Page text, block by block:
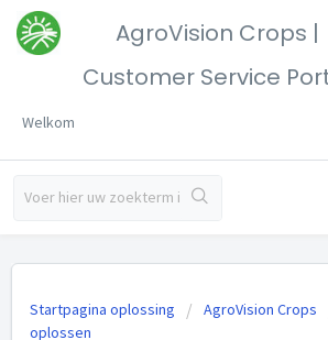
AgroVision Crops |
Customer Service
Welkom
Startpagina oplossing AgroVision Crops
oplossen